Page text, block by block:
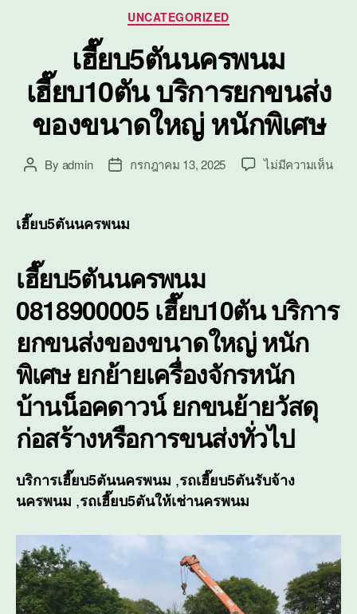
Categories
UNCATEGORIZED
เฮี๊ยบ5ตันนครพนม
เฮี๊ยบ10ตัน บริการยกขนส่ง
ของขนาดใหญ่ หนักพิเศษ
PostBy admin
Postกรกฎาคม 13, 2025 ไม่มีความเห็นบน
ขนา
ใหญ่
เฮี๊ยบ5ตันนครพนม
เฮี๊ยบ5ตันนครพนม
0818900005 เฮี๊ยบ10ตัน บริการ
ยกขนส่งของขนาดใหญ่ หนัก
พิเศษ ยกย้ายเครื่องจักรหนัก
บ้านน็อคดาวน์ ยกขนย้ายวัสดุ
ก่อสร้างหรือการขนส่งทั่วไป
บริการเฮี๊ยบ5ตันนครพนม ,รถเฮี๊ยบ5ตันรับจ้าง
นครพนม ,รถเฮี๊ยบ5ตันให้เช่านครพนม